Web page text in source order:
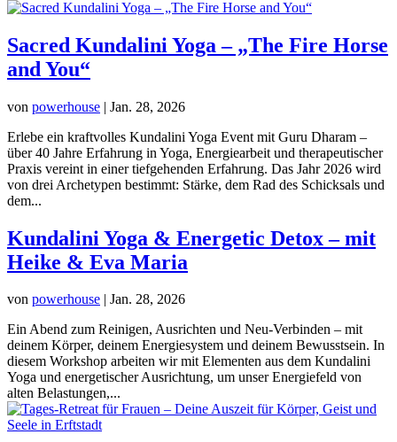
Sacred Kundalini Yoga – „The Fire Horse
and You“
von powerhouse | Jan. 28, 2026
Erlebe ein kraftvolles Kundalini Yoga Event mit Guru Dharam –
über 40 Jahre Erfahrung in Yoga, Energiearbeit und therapeutischer
Praxis vereint in einer tiefgehenden Erfahrung. Das Jahr 2026 wird
von drei Archetypen bestimmt: Stärke, dem Rad des Schicksals und
dem...
Kundalini Yoga & Energetic Detox – mit
Heike & Eva Maria
von powerhouse | Jan. 28, 2026
Ein Abend zum Reinigen, Ausrichten und Neu-Verbinden – mit
deinem Körper, deinem Energiesystem und deinem Bewusstsein. In
diesem Workshop arbeiten wir mit Elementen aus dem Kundalini
Yoga und energetischer Ausrichtung, um unser Energiefeld von
alten Belastungen,...